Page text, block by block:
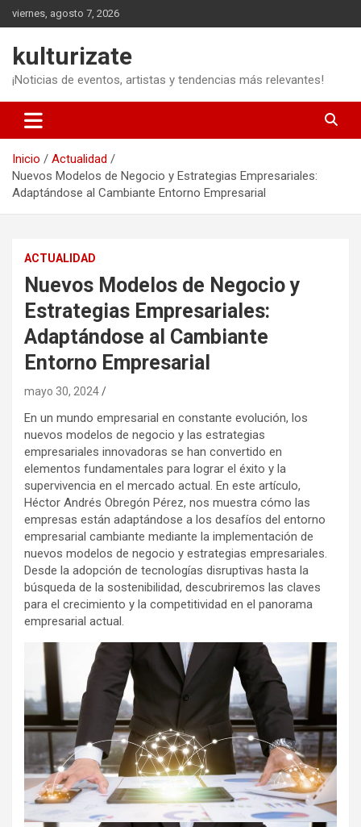
Saltar
al
viernes, agosto 7, 2026
kulturizate
¡Noticias de eventos, artistas y tendencias más relevantes!
Inicio
Actualidad
Nuevos Modelos de Negocio y Estrategias Empresariales:
Adaptándose al Cambiante Entorno Empresarial
ACTUALIDAD
Nuevos Modelos de Negocio y
Estrategias Empresariales:
Adaptándose al Cambiante
Entorno Empresarial
mayo 30, 2024
En un mundo empresarial en constante evolución, los
nuevos modelos de negocio y las estrategias
empresariales innovadoras se han convertido en
elementos fundamentales para lograr el éxito y la
supervivencia en el mercado actual. En este artículo,
Héctor Andrés Obregón Pérez, nos muestra cómo las
empresas están adaptándose a los desafíos del entorno
empresarial cambiante mediante la implementación de
nuevos modelos de negocio y estrategias empresariales.
Desde la adopción de tecnologías disruptivas hasta la
búsqueda de la sostenibilidad, descubriremos las claves
para el crecimiento y la competitividad en el panorama
empresarial actual.